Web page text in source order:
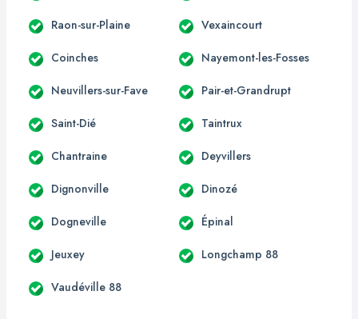
Raon-sur-Plaine Vexaincourt
Coinches Nayemont-les-Fosses
Neuvillers-sur-Fave Pair-et-Grandrupt
Saint-Dié Taintrux
Chantraine Deyvillers
Dignonville Dinozé
Dogneville Épinal
Jeuxey Longchamp 88
Vaudéville 88